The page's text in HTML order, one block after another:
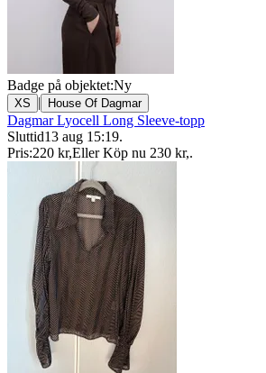
Badge på objektet:Ny
XS | House Of Dagmar
Dagmar Lyocell Long Sleeve-topp
Sluttid13 aug 15:19.
Pris:220 kr,Eller Köp nu 230 kr,.